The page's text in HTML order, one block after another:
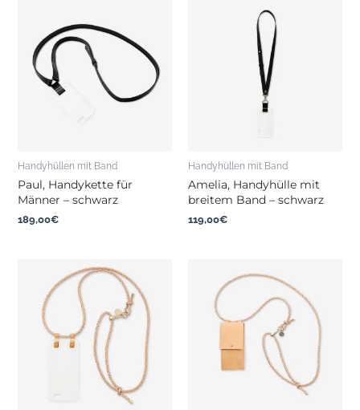
Handyhüllen mit Band
Paul, Handykette für
Männer – schwarz
189,00€
Handyhüllen mit Band
Amelia, Handyhülle mit
breitem Band – schwarz
119,00€